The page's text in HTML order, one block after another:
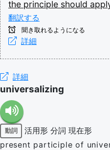
the principle should
翻訳する
聞き取れるようになる
詳細
詳細
universalizing
動詞 活用形 分詞 現在形
present participle of